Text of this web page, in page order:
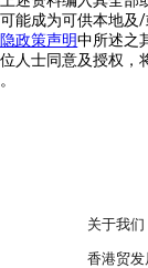
能成为可供本地及
政策声明中所述之
人士同意及授权，
关于我们
香港贸